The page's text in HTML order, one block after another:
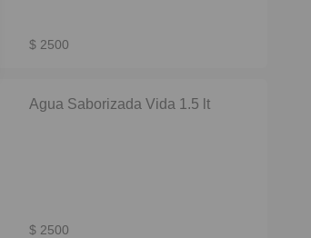
$ 2500
Agua Saborizada Vida 1.5 lt
$ 2500